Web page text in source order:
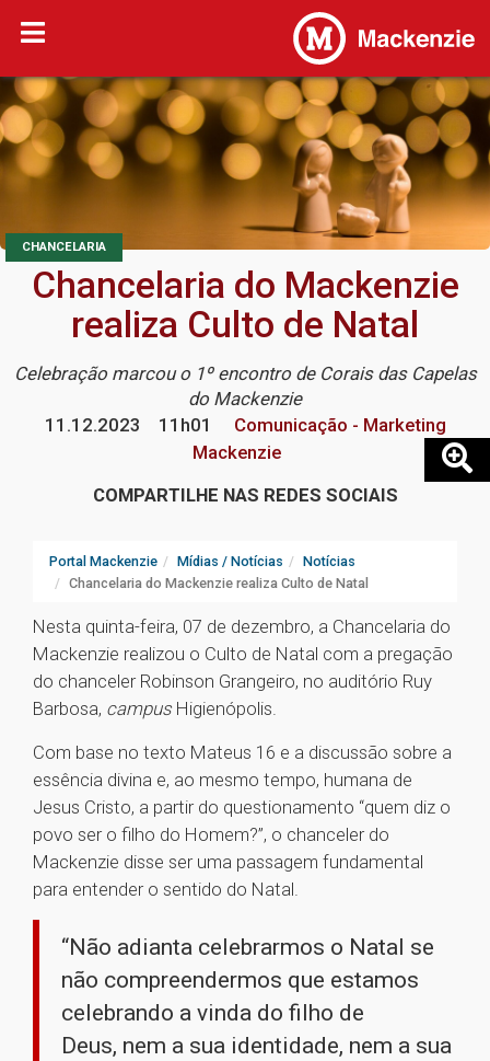
CHANCELARIA
Chancelaria do Mackenzie
realiza Culto de Natal
Celebração marcou o 1º encontro de Corais das Capelas
do Mackenzie
11.12.2023
11h01
Comunicação - Marketing
Mackenzie
COMPARTILHE NAS REDES SOCIAIS
Portal Mackenzie Mídias / Notícias
Notícias
Chancelaria do Mackenzie realiza Culto de Natal
Nesta quinta-feira, 07 de dezembro, a Chancelaria do
Mackenzie realizou o Culto de Natal com a pregação
do chanceler Robinson Grangeiro, no auditório Ruy
Barbosa, campus Higienópolis.
Com base no texto Mateus 16 e a discussão sobre a
essência divina e, ao mesmo tempo, humana de
Jesus Cristo, a partir do questionamento “quem diz o
povo ser o filho do Homem?”, o chanceler do
Mackenzie disse ser uma passagem fundamental
para entender o sentido do Natal.
“Não adianta celebrarmos o Natal se
não compreendermos que estamos
celebrando a vinda do filho de
Deus, nem a sua identidade, nem a sua